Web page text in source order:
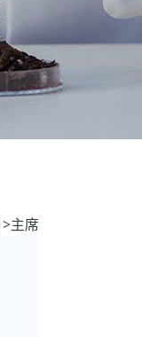
>主席